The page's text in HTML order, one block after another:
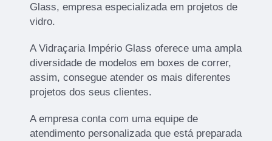
Glass, empresa especializada em projetos de
vidro.
A Vidraçaria Império Glass oferece uma ampla
diversidade de modelos em boxes de correr,
assim, consegue atender os mais diferentes
projetos dos seus clientes.
A empresa conta com uma equipe de
atendimento personalizada que está preparada